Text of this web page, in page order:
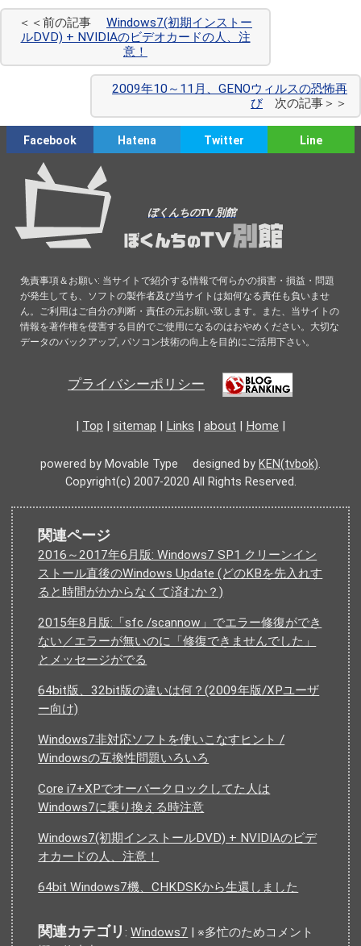
＜＜前の記事 Windows7(初期インストー
ルDVD) + NVIDIAのビデオカードの人、注
意！
2009年10～11月、GENOウィルスの恐怖再
び次の記事＞＞
Facebook Hatena Twitter Line
ぼくんちのTV 別館
免責事項＆お願い: 当サイトで紹介する情報で何らかの損害・損益・問題
が発生しても、ソフトの製作者及び当サイトは如何なる責任も負いませ
ん。ご利用はご自分の判断・責任の元お願い致します。また、当サイトの
情報を著作権を侵害する目的でご使用になるのはおやめください。大切な
データのバックアップ, パソコン技術の向上を目的にご活用下さい。
プライバシーポリシー
| Top | sitemap | Links | about | Home |
powered by Movable Type designed by KEN(tvbok)
Copyright(c) 2007-2020 All Rights Reserved.
関連ページ
2016～2017年6月版: Windows7 SP1 クリーンイン
ストール直後のWindows Update (どのKBを先入れす
ると時間がかからなくて済むか？)
2015年8月版:「sfc /scannow」でエラー修復ができ
ない／エラーが無いのに「修復できませんでした」
とメッセージがでる
64bit版、32bit版の違いは何？(2009年版/XPユーザ
ー向け)
Windows7非対応ソフトを使いこなすヒント /
Windowsの互換性問題いろいろ
Core i7+XPでオーバークロックしてた人は
Windows7に乗り換える時注意
Windows7(初期インストールDVD) + NVIDIAのビデ
オカードの人、注意！
64bit Windows7機、CHKDSKから生還しました
関連カテゴリ:Windows7 | ※多忙のためコメント